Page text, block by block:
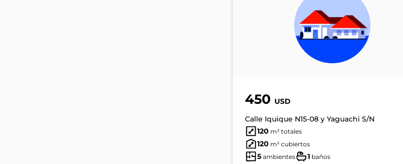
450 USD
Calle Iquique N15-08 y Yaguachi S/N
120 m² totales
120 m² cubiertos
5 ambientes 1 baños